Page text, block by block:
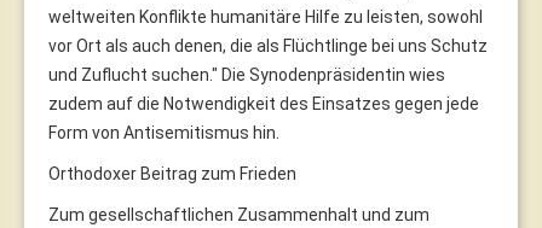
weltweiten Konflikte humanitäre Hilfe zu leisten, sowohl
vor Ort als auch denen, die als Flüchtlinge bei uns Schutz
und Zuflucht suchen." Die Synodenpräsidentin wies
zudem auf die Notwendigkeit des Einsatzes gegen jede
Form von Antisemitismus hin.
Orthodoxer Beitrag zum Frieden
Zum gesellschaftlichen Zusammenhalt und zum